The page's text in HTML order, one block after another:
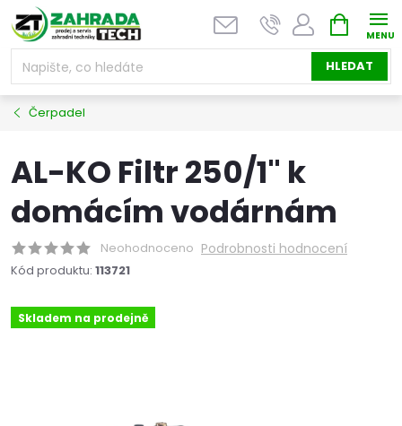
Přejít
na
obsah
HLEDAT
NÁKUPNÍ
KOŠÍK
Čerpadel
AL-KO Filtr 250/1" k
domácím vodárnám
Neohodnoceno Podrobnosti hodnocení
Kód produktu: 113721
Skladem na prodejně